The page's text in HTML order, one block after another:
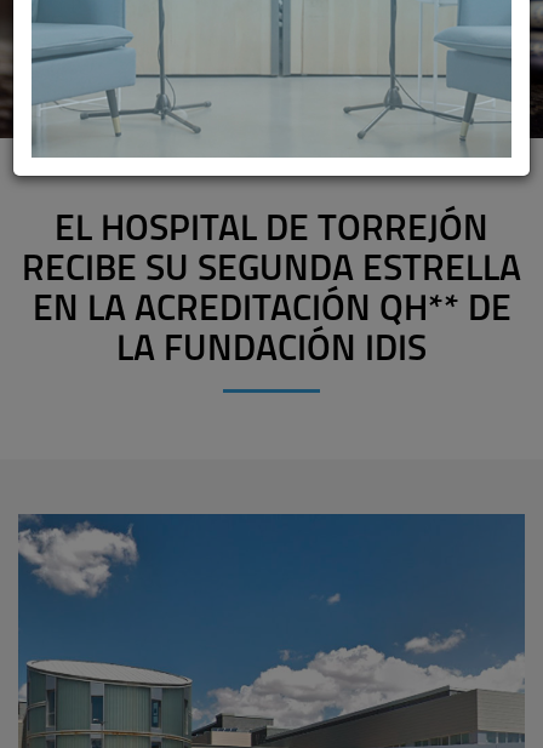
EL HOSPITAL DE TORREJÓN
RECIBE SU SEGUNDA ESTRELLA
EN LA ACREDITACIÓN QH** DE
LA FUNDACIÓN IDIS